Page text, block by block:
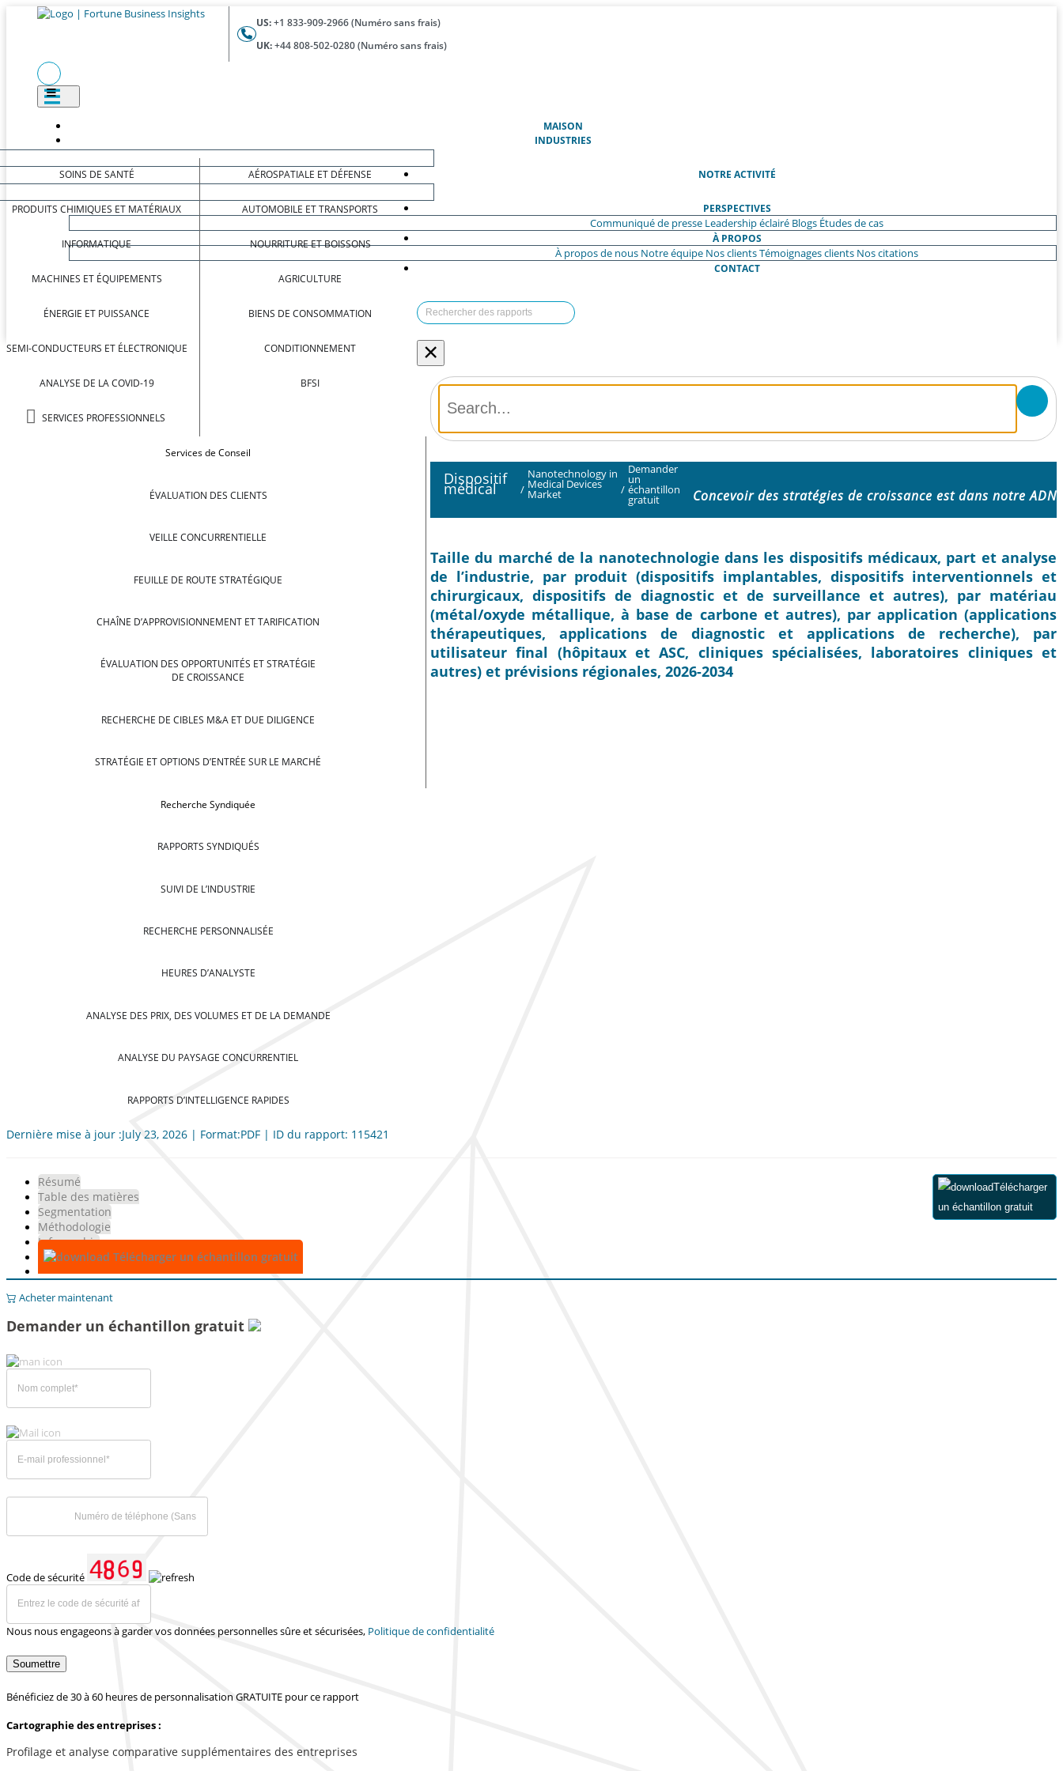
US:+1 833-909-2966 (Numéro sans frais)
UK:+44 808-502-0280 (Numéro sans frais)
MAISON(ACTUEL)
INDUSTRIES
SOINS DE SANTÉ
PRODUITS CHIMIQUES ET MATÉRIAUX
INFORMATIQUE
MACHINES ET ÉQUIPEMENTS
ÉNERGIE ET PUISSANCE
SEMI-CONDUCTEURS ET ÉLECTRONIQUE
ANALYSE DE LA COVID-19
SERVICES PROFESSIONNELS
AÉROSPATIALE ET DÉFENSE
AUTOMOBILE ET TRANSPORTS
NOURRITURE ET BOISSONS
AGRICULTURE
BIENS DE CONSOMMATION
CONDITIONNEMENT
BFSI
NOTRE ACTIVITÉ
Services de Conseil
ÉVALUATION DES CLIENTS
VEILLE CONCURRENTIELLE
FEUILLE DE ROUTE STRATÉGIQUE
CHAÎNE D’APPROVISIONNEMENT ET TARIFICATION
ÉVALUATION DES OPPORTUNITÉS ET STRATÉGIE
DE CROISSANCE
RECHERCHE DE CIBLES M&A ET DUE DILIGENCE
STRATÉGIE ET OPTIONS D’ENTRÉE SUR LE MARCHÉ
Recherche Syndiquée
RAPPORTS SYNDIQUÉS
SUIVI DE L’INDUSTRIE
RECHERCHE PERSONNALISÉE
HEURES D’ANALYSTE
ANALYSE DES PRIX, DES VOLUMES ET DE LA DEMANDE
ANALYSE DU PAYSAGE CONCURRENTIEL
RAPPORTS D’INTELLIGENCE RAPIDES
PERSPECTIVES
Communiqué de presse Leadership éclairé Blogs Études de cas
À PROPOS
À propos de nous Notre équipe Nos clientsTémoignages clients Nos citations
CONTACT
×
Dispositif
médical /
Nanotechnology in
Medical Devices
Market /
Demander
un
échantillon
gratuit Concevoir des stratégies de croissance est dans notre ADN
Taille du marché de la nanotechnologie dans les dispositifs médicaux, part et analyse
de l’industrie, par produit (dispositifs implantables, dispositifs interventionnels et
chirurgicaux, dispositifs de diagnostic et de surveillance et autres), par matériau
(métal/oxyde métallique, à base de carbone et autres), par application (applications
thérapeutiques, applications de diagnostic et applications de recherche), par
utilisateur final (hôpitaux et ASC, cliniques spécialisées, laboratoires cliniques et
autres) et prévisions régionales, 2026-2034
Dernière mise à jour :July 23, 2026 | Format:PDF | ID du rapport: 115421
Résumé
Table des matières
Segmentation
Méthodologie
Infographie
Télécharger un échantillon gratuit
Télécharger
un échantillon gratuit
Acheter maintenant
Demander un échantillon gratuit
Code de sécurité
Nous nous engageons à garder vos données personnelles sûre et sécurisées, Politique de confidentialité
Soumettre
Bénéficiez de 30 à 60 heures de personnalisation GRATUITE pour ce rapport
Cartographie des entreprises :
Profilage et analyse comparative supplémentaires des entreprises